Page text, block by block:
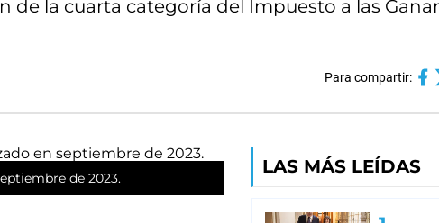
de la cuarta categoría del Impuesto a las
Para compartir:
de 2023.
LAS MÁS LEÍDAS